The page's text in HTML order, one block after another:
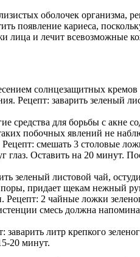
оболочек организма,
появление кариеса,
лица и лечит
солнцезащитных
Рецепт: заварить зеленый
средства для борьбы с акне
побочных явлений не
смешать 3 столовые
глаз. Оставить на 20 минут.
зеленый листовой чай,
придает щекам нежный
2 чайные ложки
смесь должна
литр крепкого
20 минут.